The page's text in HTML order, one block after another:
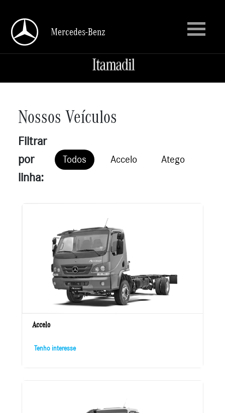
Mercedes-Benz
Nossos Veículos
Filtrar
por
linha:
Todos Accelo Atego
Accelo
Tenho interesse
Mercedes-Benz